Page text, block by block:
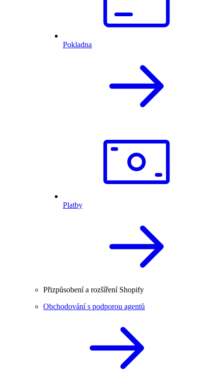
Pokladna
Platby
Přizpůsobení a rozšíření Shopify
Obchodování s podporou agentů